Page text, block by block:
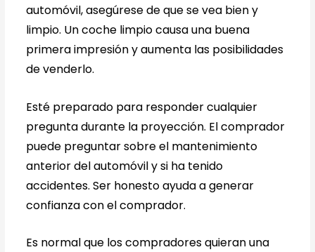
automóvil, asegúrese de que se vea bien y
limpio. Un coche limpio causa una buena
primera impresión y aumenta las posibilidades
de venderlo.
Esté preparado para responder cualquier
pregunta durante la proyección. El comprador
puede preguntar sobre el mantenimiento
anterior del automóvil y si ha tenido
accidentes. Ser honesto ayuda a generar
confianza con el comprador.
Es normal que los compradores quieran una